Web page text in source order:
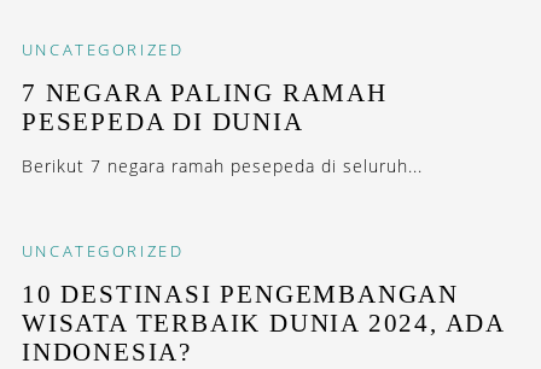
UNCATEGORIZED
7 NEGARA PALING RAMAH
PESEPEDA DI DUNIA
Berikut 7 negara ramah pesepeda di seluruh...
UNCATEGORIZED
10 DESTINASI PENGEMBANGAN
WISATA TERBAIK DUNIA 2024, ADA
INDONESIA?